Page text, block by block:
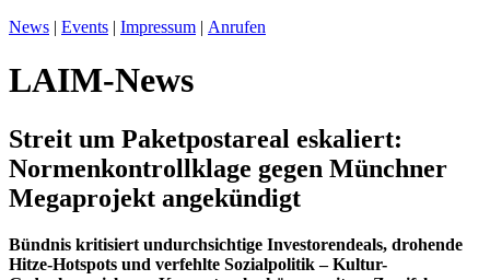
News | Events | Impressum | Anrufen
LAIM-News
Streit um Paketpostareal eskaliert:
Normenkontrollklage gegen Münchner
Megaprojekt angekündigt
Bündnis kritisiert undurchsichtige Investorendeals, drohende
Hitze-Hotspots und verfehlte Sozialpolitik – Kultur-